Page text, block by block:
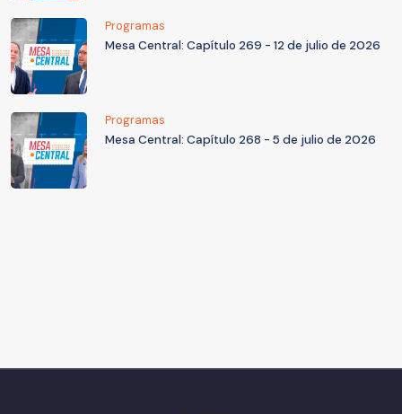
Programas
Mesa Central: Capítulo 269 - 12 de julio de 2026
Programas
Mesa Central: Capítulo 268 - 5 de julio de 2026